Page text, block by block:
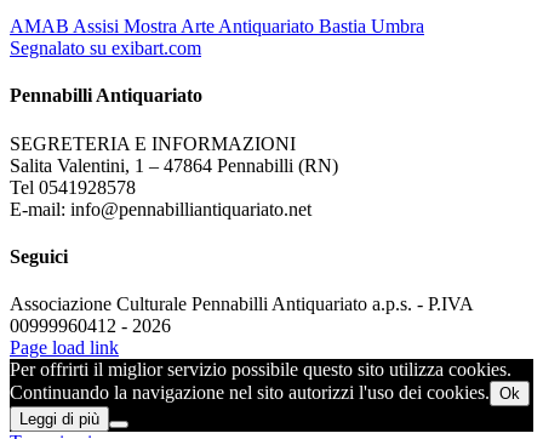
AMAB Assisi Mostra Arte Antiquariato Bastia Umbra
Segnalato su exibart.com
Pennabilli Antiquariato
SEGRETERIA E INFORMAZIONI
Salita Valentini, 1 – 47864 Pennabilli (RN)
Tel 0541928578
E-mail: info@pennabilliantiquariato.net
Seguici
Associazione Culturale Pennabilli Antiquariato a.p.s. - P.IVA
00999960412 - 2026
Page load link
Per offrirti il miglior servizio possibile questo sito utilizza cookies.
Continuando la navigazione nel sito autorizzi l'uso dei cookies. Ok
Leggi di più